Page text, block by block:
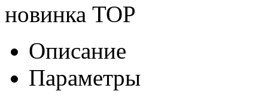
новинка TOP
Описание
Параметры